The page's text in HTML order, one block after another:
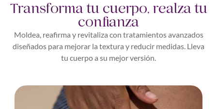
Transforma tu cuerpo, realza tu
confianza
Moldea, reafirma y revitaliza con tratamientos avanzados
diseñados para mejorar la textura y reducir medidas. Lleva
tu cuerpo a su mejor versión.